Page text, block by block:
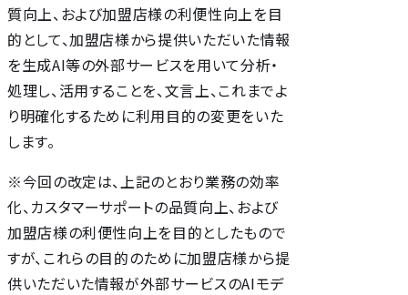
質向上、および加盟店様の利便性向上を目
的として、加盟店様から提供いただいた情報
を生成AI等の外部サービスを用いて分析・
処理し、活用することを、文言上、これまでよ
り明確化するために利用目的の変更をいた
します。
※今回の改定は、上記のとおり業務の効率
化、カスタマーサポートの品質向上、および
加盟店様の利便性向上を目的としたもので
すが、これらの目的のために加盟店様から提
供いただいた情報が外部サービスのAIモデ